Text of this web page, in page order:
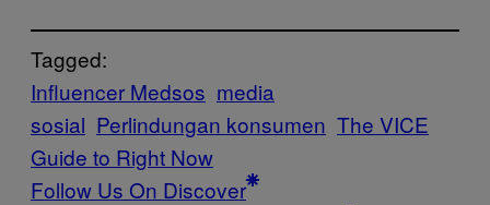
Tagged:
Influencer Medsos media
sosial Perlindungan konsumen The VICE
Guide to Right Now
Follow Us On Discover